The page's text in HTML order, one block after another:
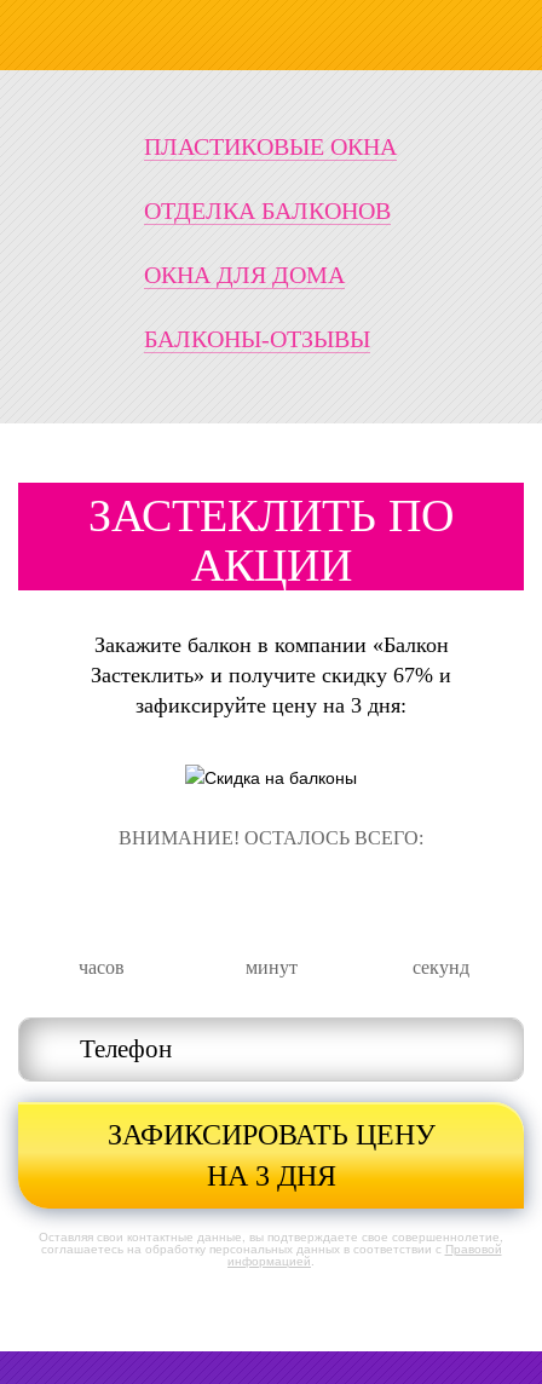
ПЛАСТИКОВЫЕ ОКНА
ОТДЕЛКА БАЛКОНОВ
ОКНА ДЛЯ ДОМА
БАЛКОНЫ-ОТЗЫВЫ
ЗАСТЕКЛИТЬ ПО
АКЦИИ
Закажите балкон в компании «Балкон
Застеклить» и получите скидку 67% и
зафиксируйте цену на 3 дня:
ВНИМАНИЕ! ОСТАЛОСЬ ВСЕГО:
часов минут секунд
ЗАФИКСИРОВАТЬ ЦЕНУ
НА 3 ДНЯ
Оставляя свои контактные данные, вы подтверждаете свое совершеннолетие,
соглашаетесь на обработку персональных данных в соответствии с Правовой
информацией